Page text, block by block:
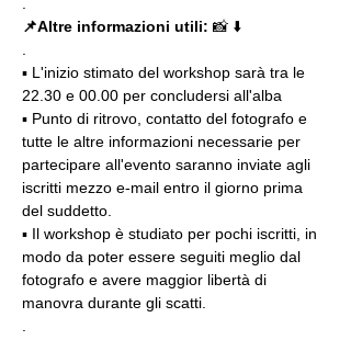
📌Altre informazioni utili: 📸 ⬇️
▪️ L'inizio stimato del workshop sarà tra le
22.30 e 00.00 per concludersi all'alba
▪️ Punto di ritrovo, contatto del fotografo e
tutte le altre informazioni necessarie per
partecipare all'evento saranno inviate agli
iscritti mezzo e-mail entro il giorno prima
del suddetto.
▪️ Il workshop è studiato per pochi iscritti, in
modo da poter essere seguiti meglio dal
fotografo e avere maggior libertà di
manovra durante gli scatti.